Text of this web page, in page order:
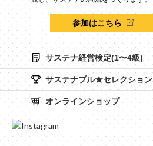
参加はこちら
サステナ経営検定(1〜4級)
サステナブル★セレクション
オンラインショップ